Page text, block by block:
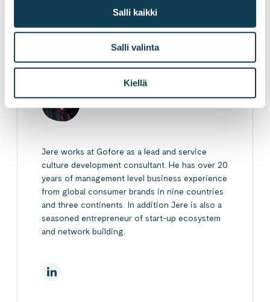
Salli kaikki
Salli valinta
Kiellä
Jere works at Gofore as a lead and service
culture development consultant. He has over 20
years of management level business experience
from global consumer brands in nine countries
and three continents. In addition Jere is also a
seasoned entrepreneur of start-up ecosystem
and network building.
LinkedInissä